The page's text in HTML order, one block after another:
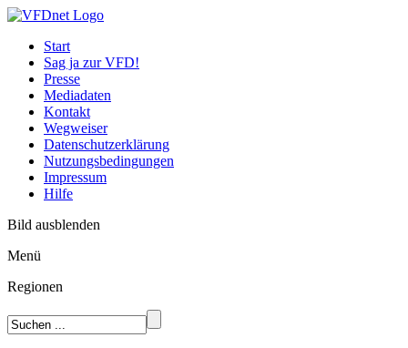
Start
Sag ja zur VFD!
Presse
Mediadaten
Kontakt
Wegweiser
Datenschutzerklärung
Nutzungsbedingungen
Impressum
Hilfe
Bild ausblenden
Menü
Regionen